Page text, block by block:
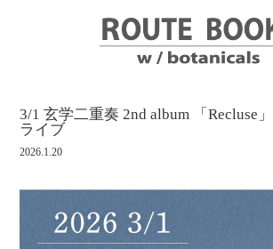
3/1 玄学二重奏 2nd album 「Recluse
ライブ
2026.1.20